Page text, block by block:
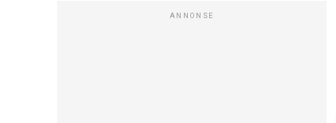
ANNONSE